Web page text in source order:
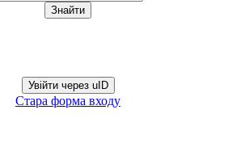
Увійти через uID
Стара форма входу